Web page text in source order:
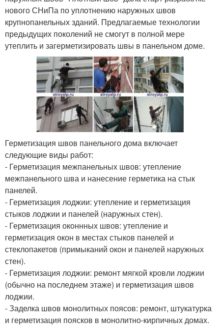
нового СНиПа по уплотнению наружных швов
крупнопанельных зданий. Предлагаемые технологии
предыдущих поколений не смогут в полной мере
утеплить и загерметизировать швы в панельном доме.
Герметизация швов панельного дома включает
следующие виды работ:
- Герметизация межпанельных швов: утепление
межпанельного шва и нанесение герметика на стык
панелей.
- Герметизация лоджии: утепление и герметизация
стыков лоджии и панелей (наружных стен).
- Герметизация оконнных швов: утепление и
герметизация окон в местах стыков панелей и
стеклопакетов (примыканий окон и панелей наружных
стен).
- Герметизация лоджии: ремонт мягкой кровли лоджии
(обычно на последнем этаже) и герметизация швов
лоджии.
- Заделка швов монолитных поясов: ремонт, штукатурка
и герметизация поясков в монолитно-кирпичных домах.